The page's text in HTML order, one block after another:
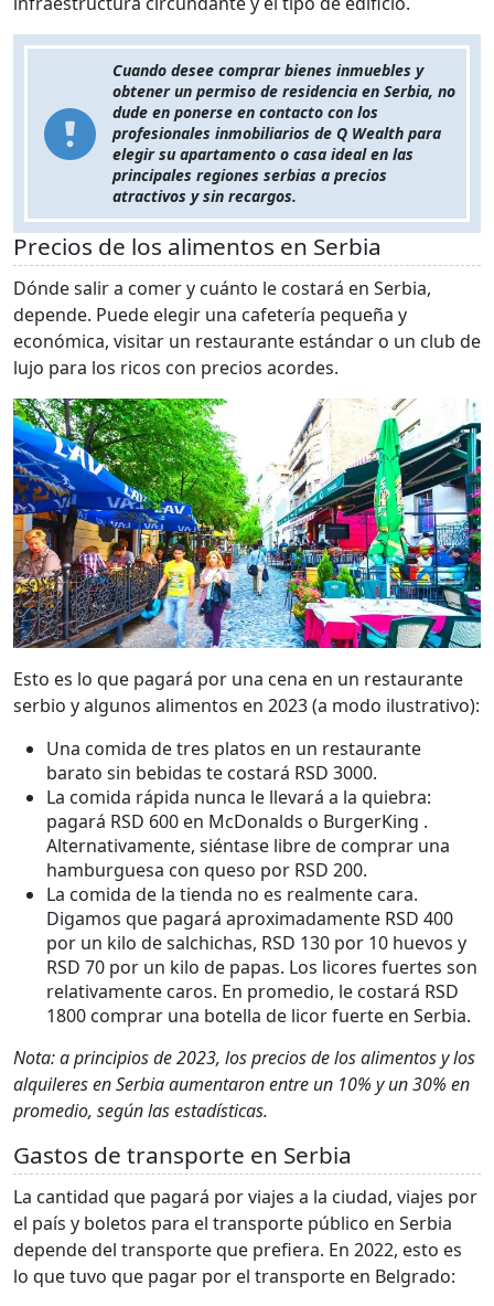
Cuando desee comprar bienes inmuebles y
obtener un permiso de residencia en Serbia, no
dude en ponerse en contacto con los
profesionales inmobiliarios de Q Wealth para
elegir su apartamento o casa ideal en las
principales regiones serbias a precios
atractivos y sin recargos.
Precios de los alimentos en Serbia
Dónde salir a comer y cuánto le costará en Serbia,
depende. Puede elegir una cafetería pequeña y
económica, visitar un restaurante estándar o un club de
lujo para los ricos con precios acordes.
Esto es lo que pagará por una cena en un restaurante
serbio y algunos alimentos en 2023 (a modo ilustrativo):
Una comida de tres platos en un restaurante
barato sin bebidas te costará RSD 3000.
La comida rápida nunca le llevará a la quiebra:
pagará RSD 600 en McDonalds o BurgerKing .
Alternativamente, siéntase libre de comprar una
hamburguesa con queso por RSD 200.
La comida de la tienda no es realmente cara.
Digamos que pagará aproximadamente RSD 400
por un kilo de salchichas, RSD 130 por 10 huevos y
RSD 70 por un kilo de papas. Los licores fuertes son
relativamente caros. En promedio, le costará RSD
1800 comprar una botella de licor fuerte en Serbia.
Nota: a principios de 2023, los precios de los alimentos y los
alquileres en Serbia aumentaron entre un 10% y un 30% en
promedio, según las estadísticas.
Gastos de transporte en Serbia
La cantidad que pagará por viajes a la ciudad, viajes por
el país y boletos para el transporte público en Serbia
depende del transporte que prefiera. En 2022, esto es
lo que tuvo que pagar por el transporte en Belgrado: